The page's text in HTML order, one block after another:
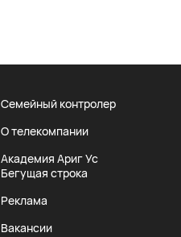
Семейный контролер
О телекомпании
Академия Ариг Ус
Бегущая строка
Реклама
Вакансии